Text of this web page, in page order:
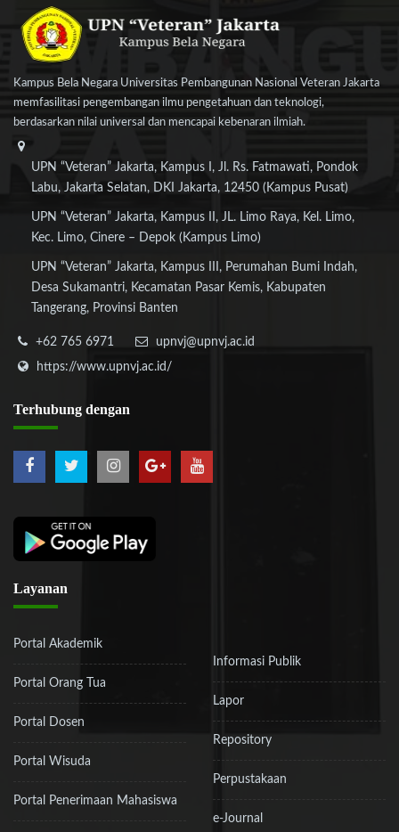
Kampus Bela Negara Universitas Pembangunan Nasional Veteran Jakarta
memfasilitasi pengembangan ilmu pengetahuan dan teknologi,
berdasarkan nilai universal dan mencapai kebenaran ilmiah.
UPN “Veteran” Jakarta, Kampus I, Jl. Rs. Fatmawati, Pondok
Labu, Jakarta Selatan, DKI Jakarta, 12450 (Kampus Pusat)
UPN “Veteran” Jakarta, Kampus II, JL. Limo Raya, Kel. Limo,
Kec. Limo, Cinere – Depok (Kampus Limo)
UPN “Veteran” Jakarta, Kampus III, Perumahan Bumi Indah,
Desa Sukamantri, Kecamatan Pasar Kemis, Kabupaten
Tangerang, Provinsi Banten
+62 765 6971
upnvj@upnvj.ac.id
https://www.upnvj.ac.id/
Terhubung dengan
Layanan
Portal Akademik
Portal Orang Tua
Portal Dosen
Portal Wisuda
Portal Penerimaan Mahasiswa
Informasi Publik
Lapor
Repository
Perpustakaan
e-Journal